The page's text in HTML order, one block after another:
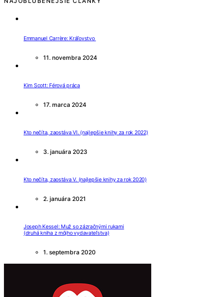
Emmanuel Carrère: Kráľovstvo
11. novembra 2024
Kim Scott: Férová práca
17. marca 2024
Kto nečíta, zaostáva VI. (najlepšie knihy za rok 2022)
3. januára 2023
Kto nečíta, zaostáva V. (najlepšie knihy za rok 2020)
2. januára 2021
Joseph Kessel: Muž so zázračnými rukami
(druhá kniha z môjho vydavateľstva)
1. septembra 2020